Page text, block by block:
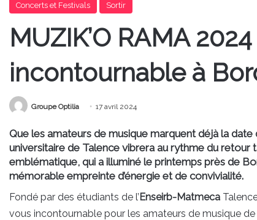
Concerts et Festivals Sortir
MUZIK’O RAMA
incontournable à
Groupe Optilia 17 avril 2024
Que les amateurs de musique marquent déjà la date
universitaire de Talence vibrera au rythme du retour
emblématique, qui a illuminé le printemps près de
mémorable empreinte d’énergie et de convivialité.
Fondé par des étudiants de l’Enseirb-Matmeca
vous incontournable pour les amateurs de musique